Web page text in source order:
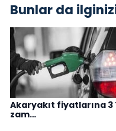
Bunlar da
Akaryakıt fiyatlarına 3
zam…